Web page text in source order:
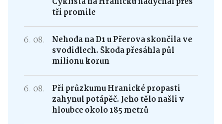
tři promile
6. 08.
Nehoda na D1 u Přerova skončila ve
svodidlech. Škoda přesáhla půl
milionu korun
6. 08.
Při průzkumu Hranické propasti
zahynul potápěč. Jeho tělo našli v
hloubce okolo 185 metrů